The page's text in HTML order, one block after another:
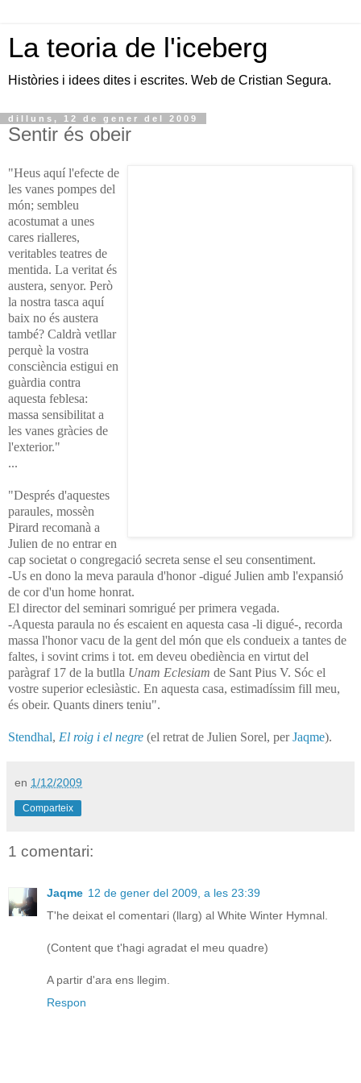
La teoria de l'iceberg
Històries i idees dites i escrites. Web de Cristian Segura.
dilluns, 12 de gener del 2009
Sentir és obeir
"Heus aquí l'efecte de
les vanes pompes del
món; sembleu
acostumat a unes
cares rialleres,
veritables teatres de
mentida. La veritat és
austera, senyor. Però
la nostra tasca aquí
baix no és austera
també? Caldrà vetllar
perquè la vostra
consciència estigui en
guàrdia contra
aquesta feblesa:
massa sensibilitat a
les vanes gràcies de
l'exterior."
...
"Després d'aquestes
paraules, mossèn
Pirard recomanà a
Julien de no entrar en
cap societat o congregació secreta sense el seu consentiment.
-Us en dono la meva paraula d'honor -digué Julien amb l'expansió
de cor d'un home honrat.
El director del seminari somrigué per primera vegada.
-Aquesta paraula no és escaient en aquesta casa -li digué-, recorda
massa l'honor vacu de la gent del món que els condueix a tantes de
faltes, i sovint crims i tot. em deveu obediència en virtut del
paràgraf 17 de la butlla Unam Eclesiam de Sant Pius V. Sóc el
vostre superior eclesiàstic. En aquesta casa, estimadíssim fill meu,
és obeir. Quants diners teniu".
Stendhal, El roig i el negre (el retrat de Julien Sorel, perJaqme).
en 1/12/2009
Comparteix
1 comentari:
Jaqme 12 de gener del 2009, a les 23:39
T'he deixat el comentari (llarg) al White Winter Hymnal.
(Content que t'hagi agradat el meu quadre)
A partir d'ara ens llegim.
Respon